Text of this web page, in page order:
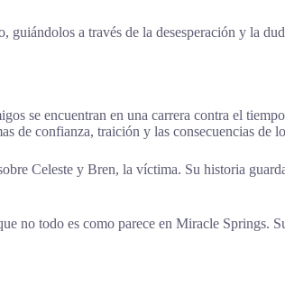
a través de la desesperación y la
se encuentran en una carrera contra el
de confianza, traición y las consecuencias de
Celeste y Bren, la víctima. Su historia
no todo es como parece en Miracle Springs.